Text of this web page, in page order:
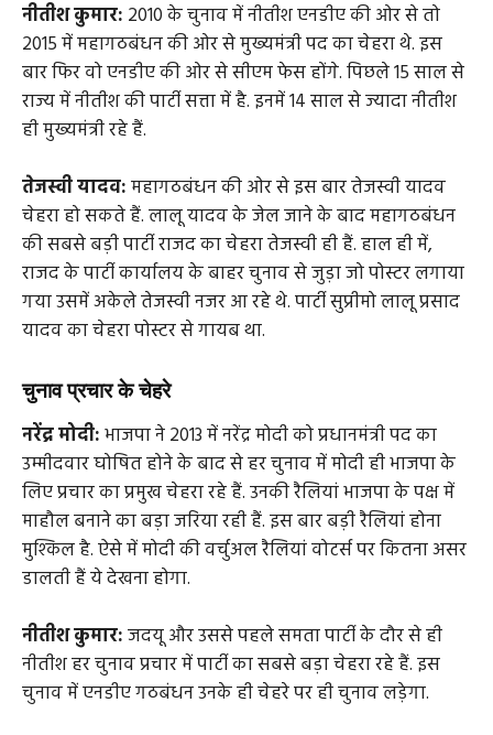
नीतीश कुमार: 2010 के चुनाव में नीतीश एनडीए की ओर से तो
2015 में महागठबंधन की ओर से मुख्यमंत्री पद का चेहरा थे. इस
बार फिर वो एनडीए की ओर से सीएम फेस होंगे. पिछले 15 साल से
राज्य में नीतीश की पार्टी सत्ता में है. इनमें 14 साल से ज्यादा नीतीश
ही मुख्यमंत्री रहे हैं.
तेजस्वी यादव:महागठबंधन की ओर से इस बार तेजस्वी यादव
चेहरा हो सकते हैं. लालू यादव के जेल जाने के बाद महागठबंधन
की सबसे बड़ी पार्टी राजद का चेहरा तेजस्वी ही हैं. हाल ही में,
राजद के पार्टी कार्यालय के बाहर चुनाव से जुड़ा जो पोस्टर लगाया
गया उसमें अकेले तेजस्वी नजर आ रहे थे. पार्टी सुप्रीमो लालू प्रसाद
यादव का चेहरा पोस्टर से गायब था.
चुनाव प्रचार के चेहरे
नरेंद्र मोदी:भाजपा ने 2013 में नरेंद्र मोदी को प्रधानमंत्री पद का
उम्मीदवार घोषित होने के बाद से हर चुनाव में मोदी ही भाजपा के
लिए प्रचार का प्रमुख चेहरा रहे हैं. उनकी रैलियां भाजपा के पक्ष में
माहौल बनाने का बड़ा जरिया रही हैं. इस बार बड़ी रैलियां होना
मुश्किल है. ऐसे में मोदी की वर्चुअल रैलियां वोटर्स पर कितना असर
डालती हैं ये देखना होगा.
नीतीश कुमार:जदयू और उससे पहले समता पार्टी के दौर से ही
नीतीश हर चुनाव प्रचार में पार्टी का सबसे बड़ा चेहरा रहे हैं. इस
चुनाव में एनडीए गठबंधन उनके ही चेहरे पर ही चुनाव लड़ेगा.